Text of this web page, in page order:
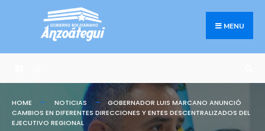
MENU
HOME NOTICIAS
GOBERNADOR LUIS MARCANO ANUNCIÓ
CAMBIOS EN DIFERENTES DIRECCIONES Y ENTES DESCENTRALIZADOS DEL
EJECUTIVO REGIONAL
Search